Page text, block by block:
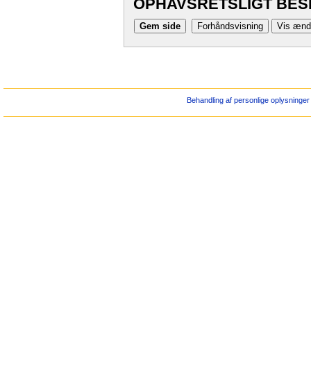
OPHAVSRETSLIGT
Behandling af personlige oplysninger